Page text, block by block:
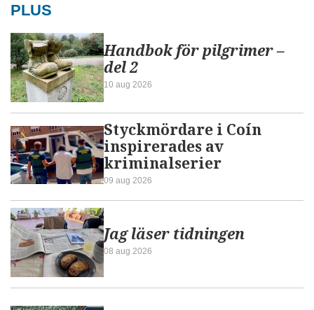
PLUS
Handbok för pilgrimer –
del 2
10 aug 2026
Styckmördare i Coín
inspirerades av
kriminalserier
09 aug 2026
Jag läser tidningen
08 aug 2026